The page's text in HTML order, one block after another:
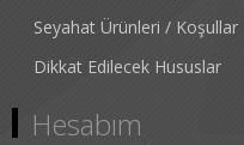
Seyahat Ürünleri / Koşullar
Dikkat Edilecek Hususlar
Hesabım